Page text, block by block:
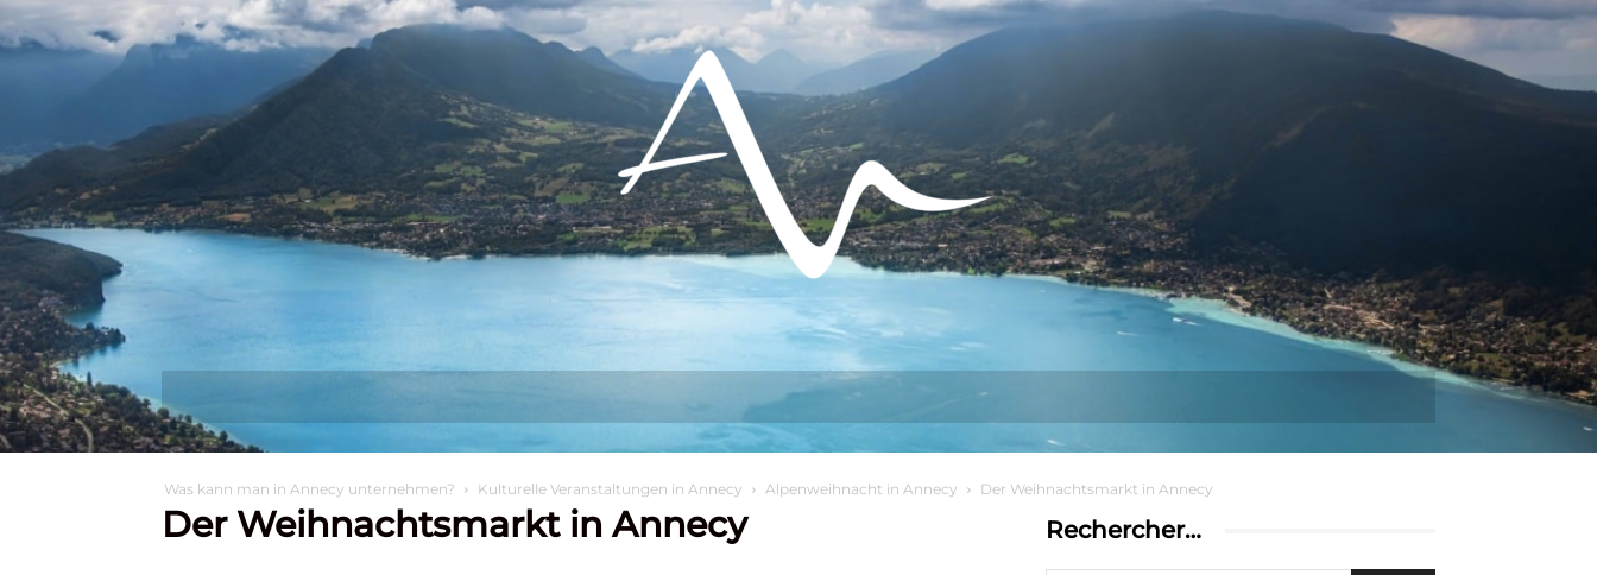
Entdecken Sie Was tun? Sich niederlassen
Was kann man in Annecy unternehmen? Kulturelle Veranstaltungen in Annecy Alpenweihnacht in Annecy Der Weihnachtsmarkt in Annecy
Der Weihnachtsmarkt in Annecy Rechercher…